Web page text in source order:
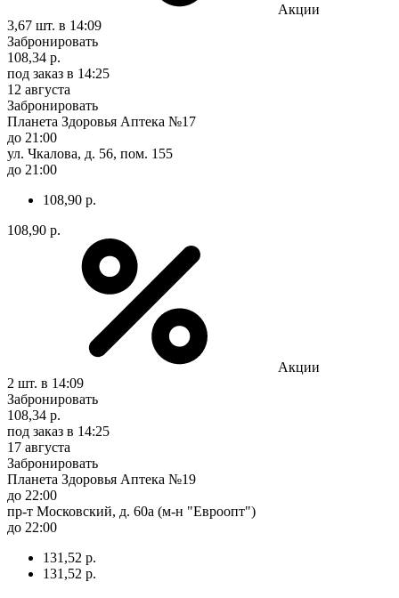
Акции
3,67 шт. в 14:09
Забронировать
108,34 р.
под заказ в 14:25
12 августа
Забронировать
Планета Здоровья Аптека №17
до 21:00
ул. Чкалова, д. 56, пом. 155
до 21:00
108,90 р.
108,90 р.
Акции
2 шт. в 14:09
Забронировать
108,34 р.
под заказ в 14:25
17 августа
Забронировать
Планета Здоровья Аптека №19
до 22:00
пр-т Московский, д. 60а (м-н "Евроопт")
до 22:00
131,52 р.
131,52 р.